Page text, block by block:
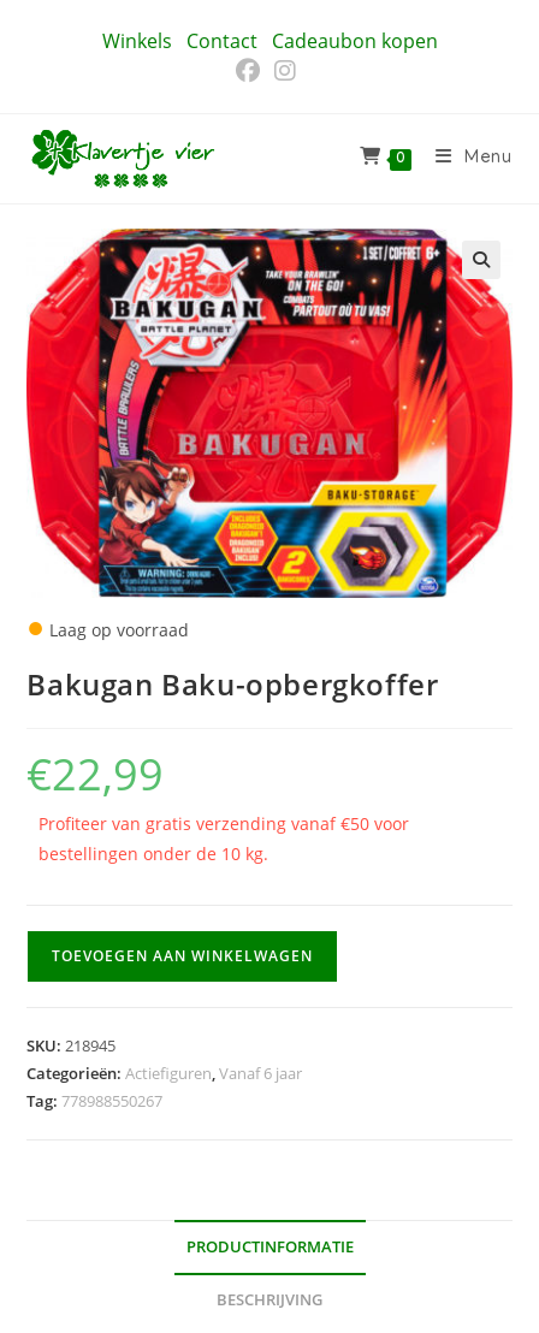
Winkels Contact Cadeaubon kopen
0 Menu
🔍
● Laag op voorraad
Bakugan Baku-opbergkoffer
€22,99
Profiteer van gratis verzending vanaf €50 voor
bestellingen onder de 10 kg.
TOEVOEGEN AAN WINKELWAGEN
SKU:218945
Categorieën:Actiefiguren,Vanaf 6 jaar
Tag:778988550267
PRODUCTINFORMATIE
BESCHRIJVING